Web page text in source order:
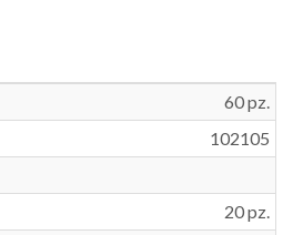
60 pz.
102105
20 pz.